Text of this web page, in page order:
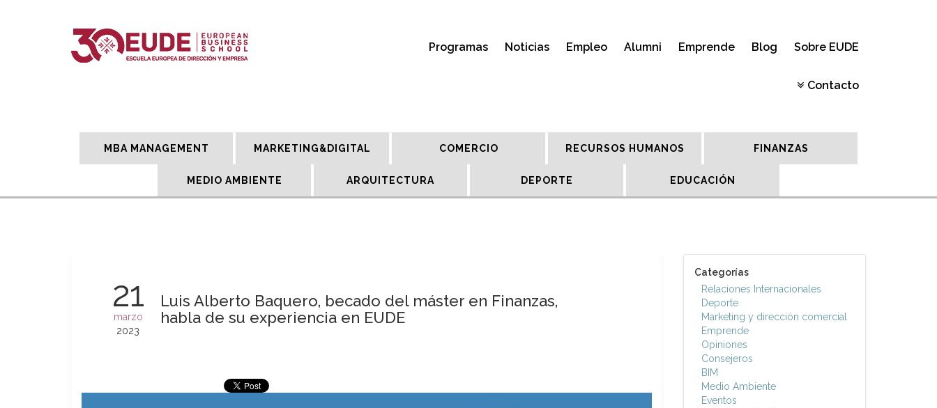
Programas Noticias Empleo Alumni Emprende Blog Sobre EUDE
Contacto
MBA MANAGEMENT MARKETING&DIGITAL COMERCIO RECURSOS HUMANOS FINANZAS
MEDIO AMBIENTE ARQUITECTURA DEPORTE EDUCACIÓN
21
marzo
2023
Luis Alberto Baquero, becado del máster en Finanzas,
habla de su experiencia en EUDE
Categorías
Relaciones Internacionales
Deporte
Marketing y dirección comercial
Emprende
Opiniones
Consejeros
BIM
Medio Ambiente
Eventos